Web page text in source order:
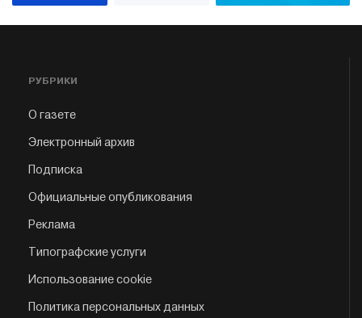
РУБРИКИ
О газете
Электронный архив
Подписка
Официальные опубликования
Реклама
Типографские услуги
Использование cookie
Политика персональных данных